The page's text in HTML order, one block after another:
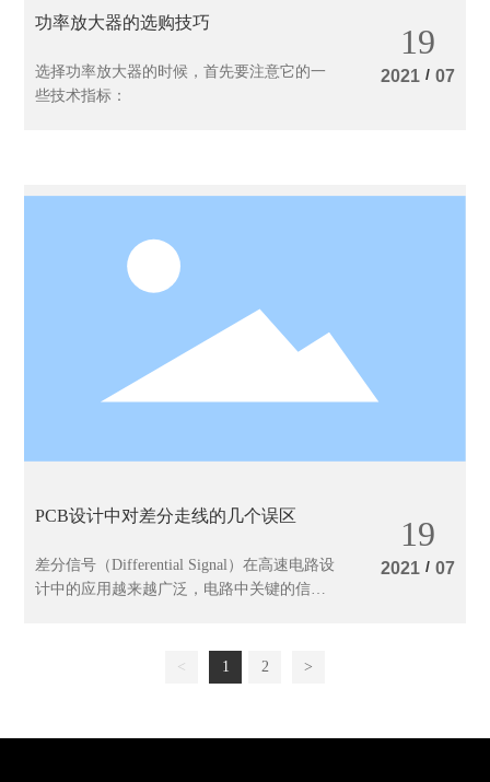
功率放大器的选购技巧
选择功率放大器的时候，首先要注意它的一
些技术指标：
19
2021 / 07
PCB设计中对差分走线的几个误区
差分信号（Differential Signal）在高速电路设
计中的应用越来越广泛，电路中关键的信号
19
2021 / 07
< 1 2 >